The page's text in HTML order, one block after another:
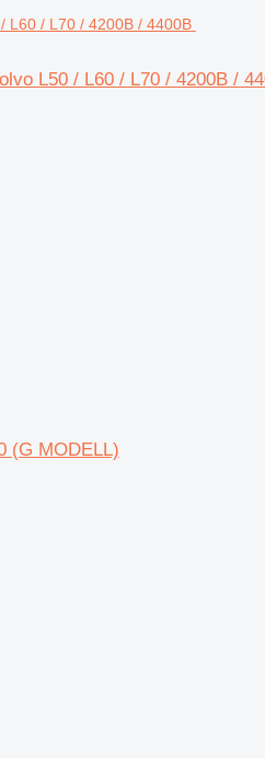
L50 / L60 / L70 / 4200B /
(G MODELL)